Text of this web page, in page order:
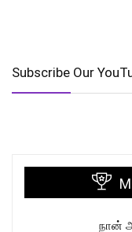
Subscribe Our
நான்